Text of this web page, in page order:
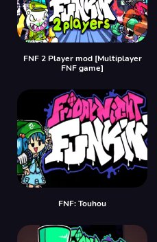
FNF 2 Player mod [Multiplayer
FNF game]
FNF: Touhou